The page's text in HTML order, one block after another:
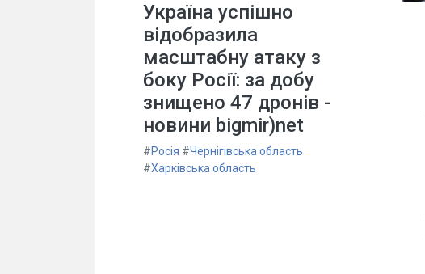
Україна успішно
відобразила
масштабну атаку з
боку Росії: за добу
знищено 47 дронів -
новини bigmir)net
#Росія #Чернігівська область
#Харківська область